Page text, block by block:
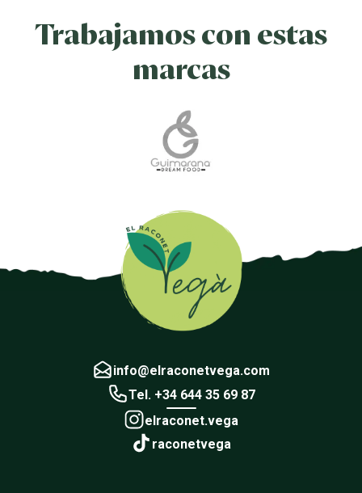
Trabajamos con estas
marcas
info@elraconetvega.com
Tel. +34 644 35 69 87
elraconet.vega
raconetvega